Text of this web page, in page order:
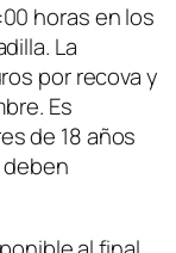
horas en los
La
por recova y
Es
de 18 años